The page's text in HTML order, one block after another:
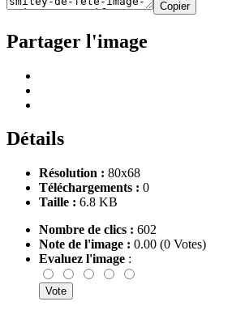
Copier
Partager l'image
Détails
Résolution : 80x68
Téléchargements : 0
Taille : 6.8 KB
Nombre de clics : 602
Note de l'image : 0.00 (0 Votes)
Evaluez l'image :